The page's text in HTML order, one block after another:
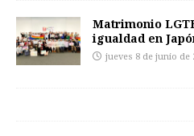
Matrimonio
igualdad en
jueves 8 de junio de